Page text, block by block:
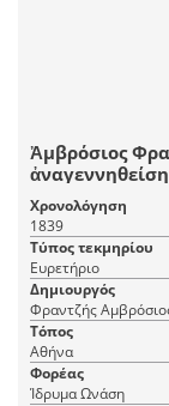
Ἀμβρόσιος
1715, καὶ
Τυπογραφίας
συντροφίας,
Ράλλη, 1841.
Χρονολόγηση
1839
Τύπος τεκμηρίου
Ευρετήριο
Δημιουργός
Φραντζής
Τόπος
Αθήνα
Φορέας
Ίδρυμα Ωνάση